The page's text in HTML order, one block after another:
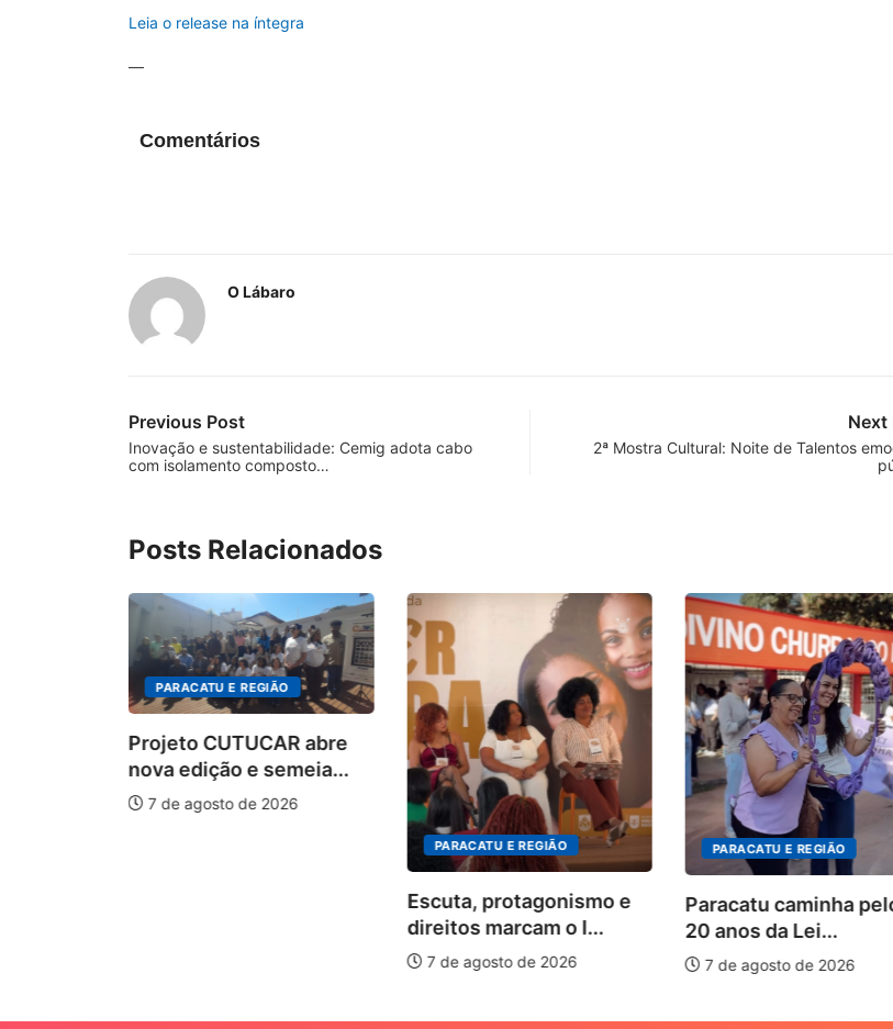
Leia o release na íntegra
—
Comentários
O Lábaro
Previous Post
Inovação e sustentabilidade: Cemig adota cabo
com isolamento composto…
Next
2ª Mostra Cultural: Noite de Talentos
Posts Relacionados
PARACATU E REGIÃO
Projeto CUTUCAR abre
nova edição e semeia...
7 de agosto de 2026
PARACATU E REGIÃO
Escuta, protagonismo e
direitos marcam o I...
7 de agosto de 2026
PARACATU E REGIÃO
Paracatu caminha
20 anos da Lei...
7 de agosto de 2026